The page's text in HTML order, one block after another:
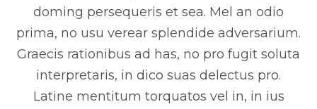
doming persequeris et sea. Mel an odio
prima, no usu verear splendide adversarium.
Graecis rationibus ad has, no pro fugit soluta
interpretaris, in dico suas delectus pro.
Latine mentitum torquatos vel in, in ius